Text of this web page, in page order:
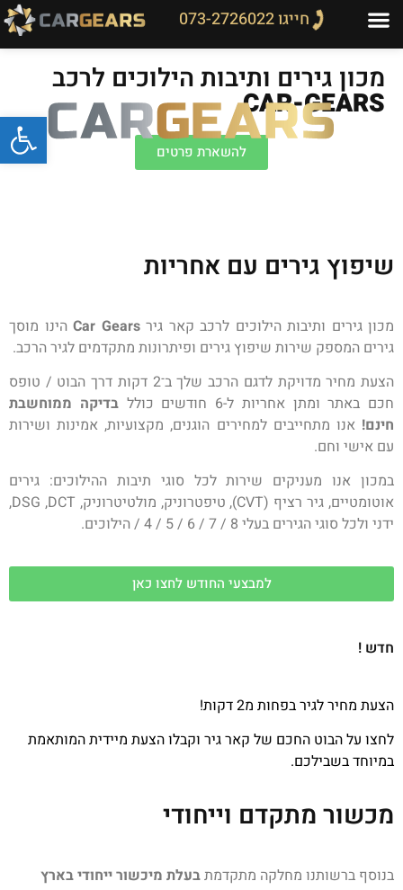
חייגו 073-2726022
מכון גירים ותיבות הילוכים לרכב
CAR-GEARS
להשארת פרטים
שיפוץ גירים עם אחריות
מכון גירים ותיבות הילוכים לרכב קאר גירCar Gears הינו מוסך
גירים המספק שירות שיפוץ גירים ופיתרונות מתקדמים לגיר הרכב.
הצעת מחיר מדויקת לדגם הרכב שלך ב־2 דקות דרך הבוט / טופס
חכם באתר ומתן אחריות ל-6 חודשים כולל
בדיקה ממוחשבת
חינם! אנו מתחייבים למחירים הוגנים, מקצועיות, אמינות ושירות
עם אישי וחם.
במכון אנו מעניקים שירות לכל סוגי תיבות ההילוכים: גירים
אוטומטיים, גיר רציף (CVT), טיפטרוניק, מולטיטרוניק, DSG ,DCT,
ידני ולכל סוגי הגירים בעלי 8 / 7 / 6 / 5 / 4 / הילוכים.
למבצעי החודש לחצו כאן
חדש !
הצעת מחיר לגיר בפחות מ2 דקות!
לחצו על הבוט החכם של קאר גיר וקבלו הצעת מיידית המותאמת
במיוחד בשבילכם.
מכשור מתקדם וייחודי
בנוסף ברשותנו מחלקה מתקדמתבעלת מיכשור ייחודי בארץ